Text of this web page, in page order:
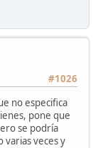
#1026
no especifica
pone que
se podría
varias veces y